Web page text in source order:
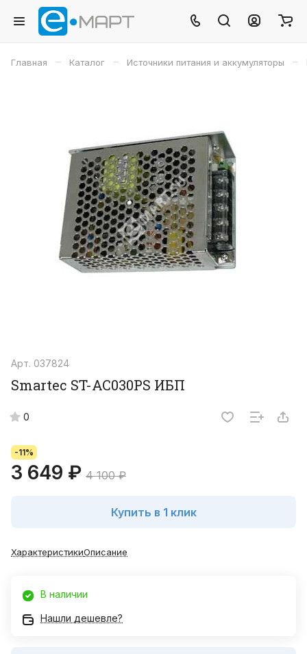
Главная – Каталог – Источники питания и аккумуляторы –
Арт. 037824
Smartec ST-AC030PS ИБП
0
-11%
3 649 ₽ 4 100 ₽
Купить в 1 клик
ХарактеристикиОписание
В наличии
Нашли дешевле?